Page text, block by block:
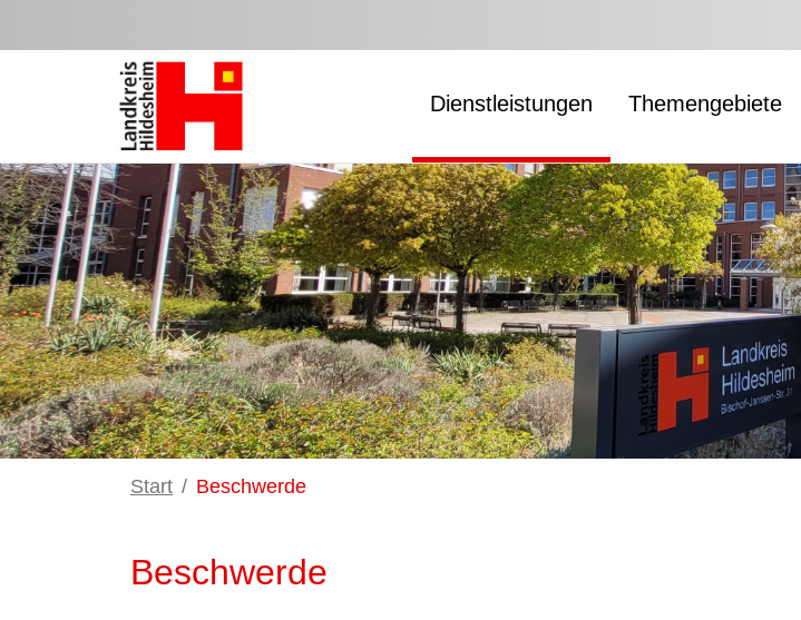
Dienstleistungen Themengebiete
Start Beschwerde
Beschwerde